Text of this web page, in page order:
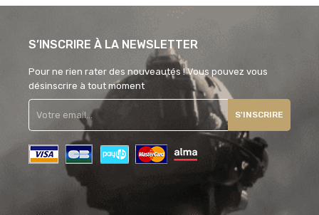
S’INSCRIRE À LA NEWSLETTER
Pour ne rien rater des nouveautés ! Vous pouvez vous
désinscrire à tout moment
S'INSCRIRE